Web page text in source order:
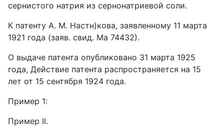
сернистого натрия из сернонатриевой соли.
К патенту А. М. Настн)кова, заявленному 11 марта
1921 года (заяв. свид. Ма 74432).
О выдаче патента опубликовано 31 марта 1925
года, Действие патента распространяется на 15
лет от 15 сентября 1924 года.
Пример 1:
Пример II.